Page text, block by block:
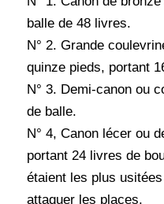
balle de 48 livres.
N° 2. Grande
quinze pieds, portant
N° 3. Demi-canon ou
de balle.
N° 4, Canon lécer ou
portant 24 livres de
étaient les plus
attaquer les places.